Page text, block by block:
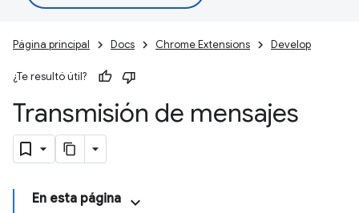
Página principal Docs Chrome Extensions Develop
¿Te resultó útil?
Transmisión de mensajes
En esta página